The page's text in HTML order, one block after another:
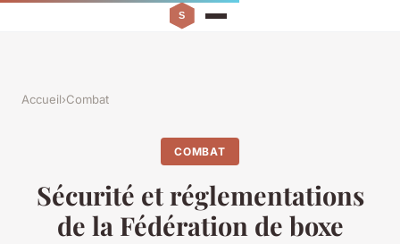
Accueil›Combat
COMBAT
Sécurité et réglementations
de la Fédération de boxe